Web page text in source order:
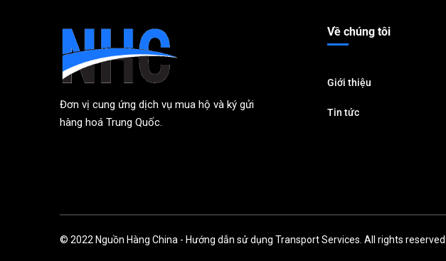
Đơn vị cung ứng dịch vụ mua hộ và ký gửi
hàng hoá Trung Quốc.
Về chúng tôi
Giới thiệu
Tin tức
© 2022 Nguồn Hàng China - Hướng dẫn sử dụng Transport Services. All rights reserved.